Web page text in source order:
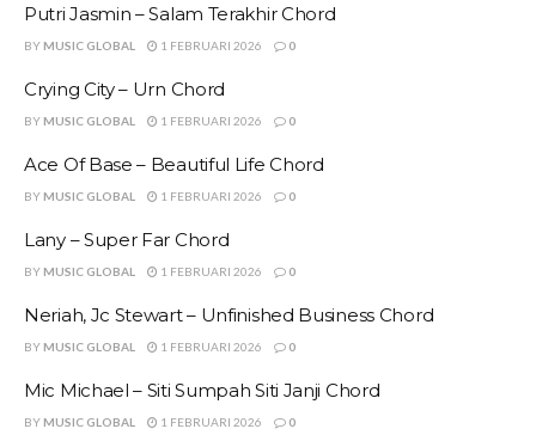
Putri Jasmin – Salam Terakhir Chord
BY MUSIC GLOBAL 1 FEBRUARI 2026 0
Crying City – Urn Chord
BY MUSIC GLOBAL 1 FEBRUARI 2026 0
Ace Of Base – Beautiful Life Chord
BY MUSIC GLOBAL 1 FEBRUARI 2026 0
Lany – Super Far Chord
BY MUSIC GLOBAL 1 FEBRUARI 2026 0
Neriah, Jc Stewart – Unfinished Business Chord
BY MUSIC GLOBAL 1 FEBRUARI 2026 0
Mic Michael – Siti Sumpah Siti Janji Chord
BY MUSIC GLOBAL 1 FEBRUARI 2026 0